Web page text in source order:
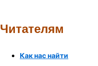
Читателям
Как нас найти